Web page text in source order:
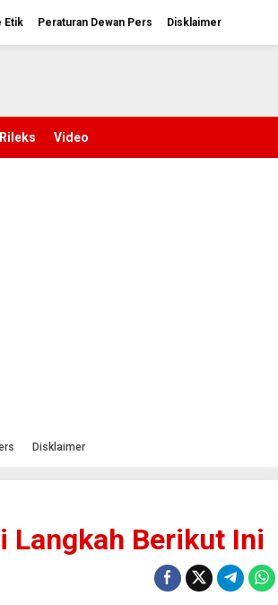
Etik Peraturan Dewan Pers Disklaimer
Rileks Video
Disklaimer
Langkah Berikut Ini